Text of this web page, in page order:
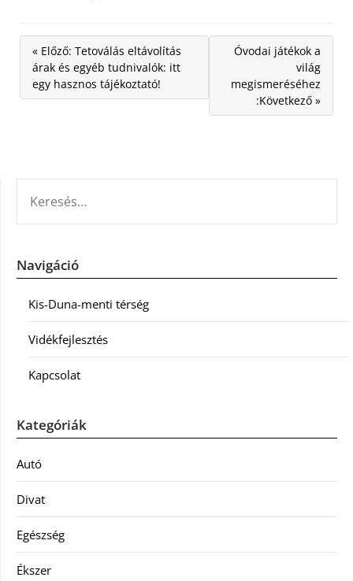
« Előző: Tetoválás eltávolítás
árak és egyéb tudnivalók: itt
egy hasznos tájékoztató!
Óvodai játékok a
világ
megismeréséhez
:Következő »
Navigáció
Kis-Duna-menti térség
Vidékfejlesztés
Kapcsolat
Kategóriák
Autó
Divat
Egészség
Ékszer